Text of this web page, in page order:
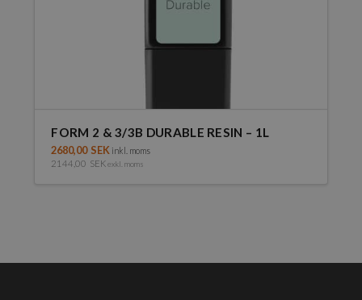
FORM 2 & 3/3B DURABLE RESIN – 1L
2680,00 SEK inkl. moms
2144,00 SEK exkl. moms